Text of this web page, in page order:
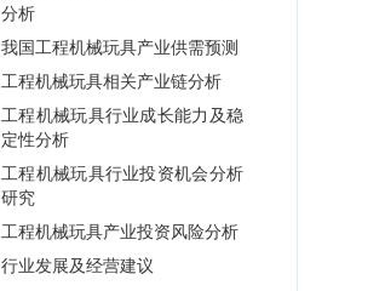
分析
我国工程机械玩具产业供需预测
工程机械玩具相关产业链分析
工程机械玩具行业成长能力及稳
定性分析
工程机械玩具行业投资机会分析
研究
工程机械玩具产业投资风险分析
行业发展及经营建议